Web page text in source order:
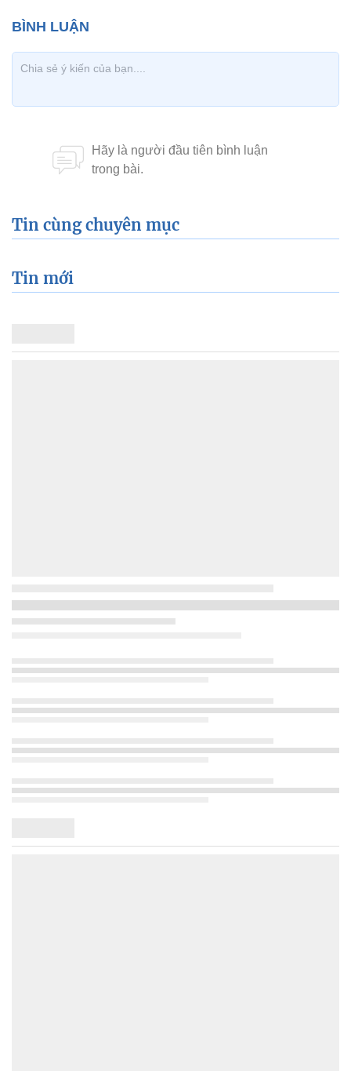
Tin cùng chuyên mục
Tin mới